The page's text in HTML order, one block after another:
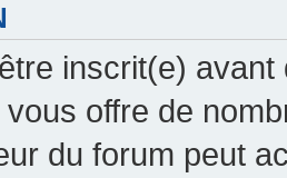
inscrit(e) avant
offre de
du forum peut